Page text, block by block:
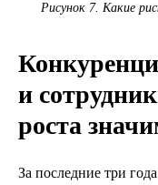
Рисунок 7. Какие
и
роста
За последние три